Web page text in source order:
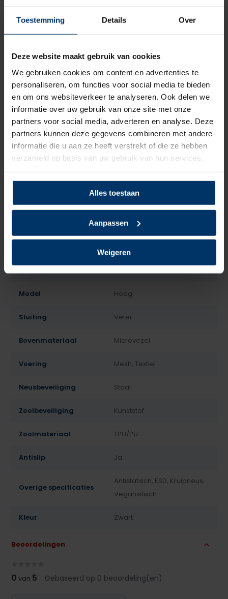
Toestemming Details Over
Deze website maakt gebruik van cookies
We gebruiken cookies om content en advertenties te
personaliseren, om functies voor social media te bieden
en om ons websiteverkeer te analyseren. Ook delen we
informatie over uw gebruik van onze site met onze
partners voor social media, adverteren en analyse. Deze
partners kunnen deze gegevens combineren met andere
informatie die u aan ze heeft verstrekt of die ze hebben
verzameld op basis van uw gebruik van hun services.
Alles toestaan
Aanpassen
Weigeren
olie, vetten, de meeste brandstoffen en zuren. Daarnaast is hij
en het geconstrueerde profiel is de slipweerstand van deze
schoenen uitermate goed!
Wil je de schoenen toch even passen, dan kan dat in onze
showroom. Heb je nog vragen over deze óf een van onze
andere producten, dan kun je altijd contact opnemen met
een van onze specialisten.
Categorie: HKS werkschoenen
HKS
Model Hoog
Sluiting Veter
Bovenmateriaal Microvezel
Voering Mesh, Textiel
Neusbeveiliging Staal
Zoolbeveiliging Kunststof
Zoolmateriaal TPU/PU
Antislip Ja
Overige specificaties
Antistatisch, ESD, Kruipneus,
Veganistisch
Kleur Zwart
Beoordelingen
0 van 5 Gebaseerd op 0 beoordeling(en)